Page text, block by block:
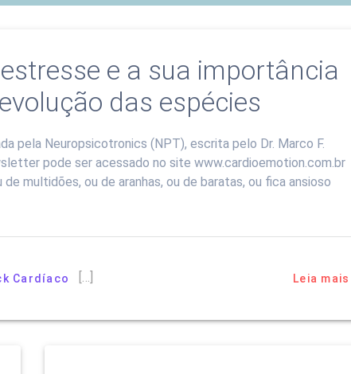
e a sua importância
das espécies
pela Neuropsicotronics (NPT), escrita pelo Dr. Marco F.
pode ser acessado no site www.cardioemotion.com.br
multidões, ou de aranhas, ou de baratas, ou fica ansioso
Cardíaco […] Leia mais